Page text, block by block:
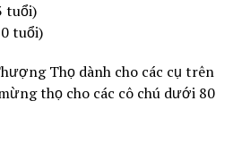
tuổi)
tuổi)
Thọ dành cho các cụ trên
thọ cho các cô chú dưới 80